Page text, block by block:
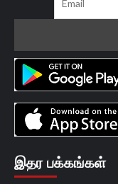
இதர பக்கங்கள்